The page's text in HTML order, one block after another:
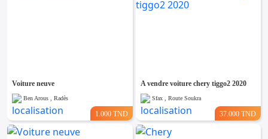
Voiture neuve
Ben Arous , Radès
1.000 TND
A vendre voiture chery tiggo2 2020
Sfax , Route Soukra
37.000 TND